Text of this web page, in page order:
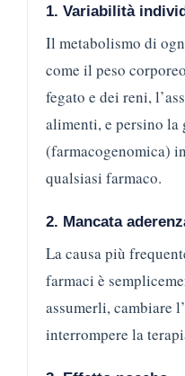
1. Variabilità
Il metabolismo di
come il peso
fegato e dei reni,
alimenti, e persino la
(farmacogenomica)
qualsiasi farmaco.
2. Mancata
La causa più
farmaci è
assumerli, cambiare
interrompere la